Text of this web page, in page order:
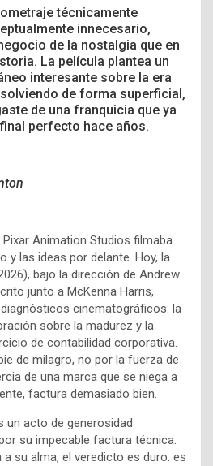
técnicamente
innecesario,
de la nostalgia que en
La película plantea un
interesante sobre la era
de forma superficial,
de una franquicia que ya
perfecto hace años.
Animation Studios filmaba
y las ideas por delante. Hoy, la
bajo la dirección de Andrew
junto a McKenna Harris,
cinematográficos: la
sobre la madurez y la
de contabilidad corporativa.
de milagro, no por la fuerza de
de una marca que se niega a
factura demasiado bien.
un acto de generosidad
su impecable factura técnica.
su alma, el veredicto es duro: es